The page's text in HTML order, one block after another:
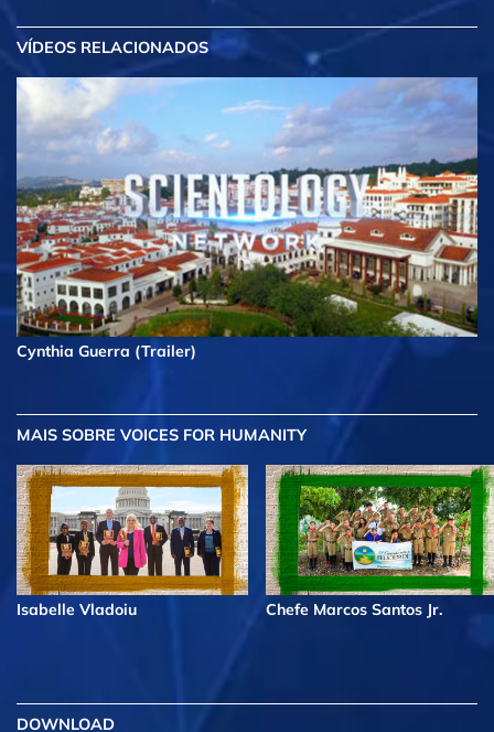
VÍDEOS RELACIONADOS
Cynthia Guerra (Trailer)
MAIS SOBRE VOICES FOR HUMANITY
Isabelle Vladoiu Chefe Marcos Santos Jr.
DOWNLOAD